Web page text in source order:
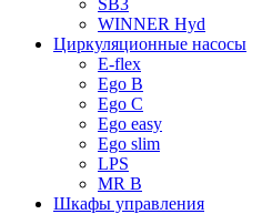
SB3
WINNER Hyd
Циркуляционные насосы
E-flex
Ego B
Ego C
Ego easy
Ego slim
LPS
MR B
Шкафы управления